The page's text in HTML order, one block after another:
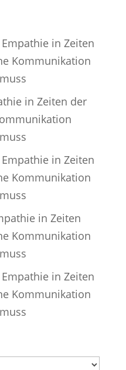
Empathie in Zeiten
Kommunikation
in Zeiten der
Empathie in Zeiten
Kommunikation
in Zeiten
Kommunikation
Empathie in Zeiten
Kommunikation